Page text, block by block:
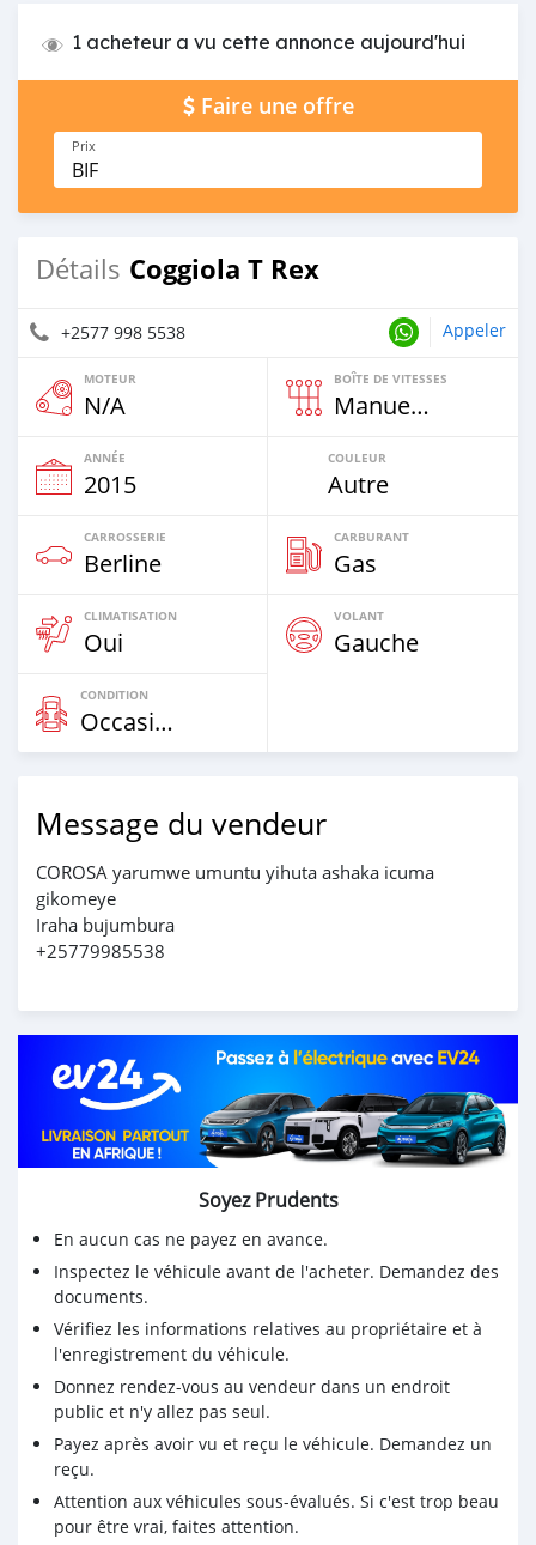
1 acheteur a vu cette annonce aujourd'hui
Faire une offre
Prix
BIF
Détails Coggiola T Rex
+2577 998 5538 Appeler
MOTEUR
N/A
BOÎTE DE VITESSES
Manuelle
ANNÉE
2015
COULEUR
Autre
CARROSSERIE
Berline
CARBURANT
Gas
CLIMATISATION
Oui
VOLANT
Gauche
CONDITION
Occasion
Message du vendeur
COROSA yarumwe umuntu yihuta ashaka icuma
gikomeye
Iraha bujumbura
+25779985538
Soyez Prudents
En aucun cas ne payez en avance.
Inspectez le véhicule avant de l'acheter. Demandez des
documents.
Vérifiez les informations relatives au propriétaire et à
l'enregistrement du véhicule.
Donnez rendez-vous au vendeur dans un endroit
public et n'y allez pas seul.
Payez après avoir vu et reçu le véhicule. Demandez un
reçu.
Attention aux véhicules sous-évalués. Si c'est trop beau
pour être vrai, faites attention.